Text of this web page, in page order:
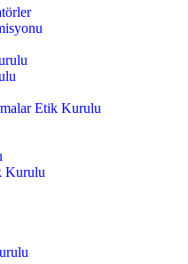
Etik Kurulu
Kurulu